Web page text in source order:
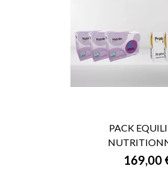
 APERÇU
PACK
169,00